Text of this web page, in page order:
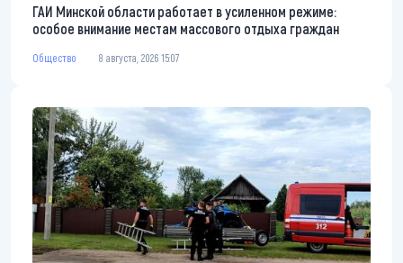
ГАИ Минской области работает в усиленном режиме:
особое внимание местам массового отдыха граждан
Общество 8 августа, 2026 15:07